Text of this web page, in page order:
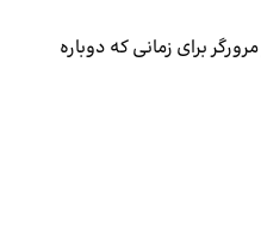
برای زمانی که دوباره